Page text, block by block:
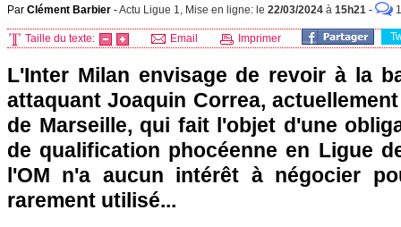
Par Clément Barbier -Actu Ligue 1, Mise en ligne: le 22/03/2024 à 15h21 -
Taille du texte: Email Imprimer
L'Inter Milan envisage de revoir à la
attaquant Joaquin Correa,
de Marseille, qui fait l'objet d'une
de qualification phocéenne en Ligue
l'OM n'a aucun intérêt à négocier
rarement utilisé...